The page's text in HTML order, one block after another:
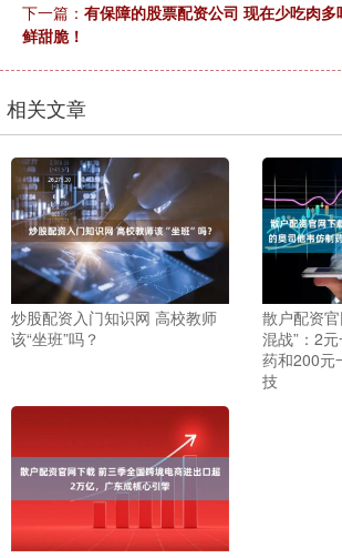
下一篇： 有保障的股票配资公司 现在少吃肉
鲜甜脆！
相关文章
炒股配资入门知识网 高校教师
该“坐班”吗？
散户配资
混战”：2
药和200元
技